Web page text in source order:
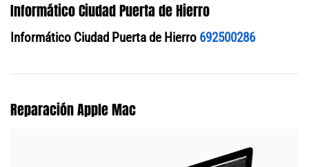
Informático Ciudad Puerta de Hierro
Informático Ciudad Puerta de Hierro 692500286
Reparación Apple Mac